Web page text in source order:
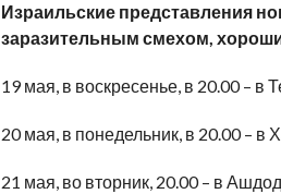
Израильские представления
заразительным смехом,
19 мая, в воскресенье, в 20.00 – в
20 мая, в понедельник, в 20.00 –
21 мая, во вторник, 20.00 – в